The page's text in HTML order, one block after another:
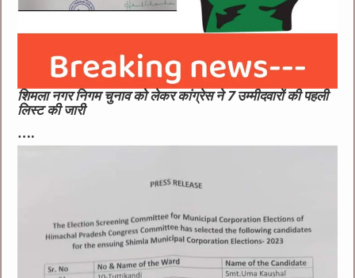
शिमला नगर निगम चुनाव को लेकर कांग्रेस ने 7 उम्मीदवारों की पहली
लिस्ट की जारी
….